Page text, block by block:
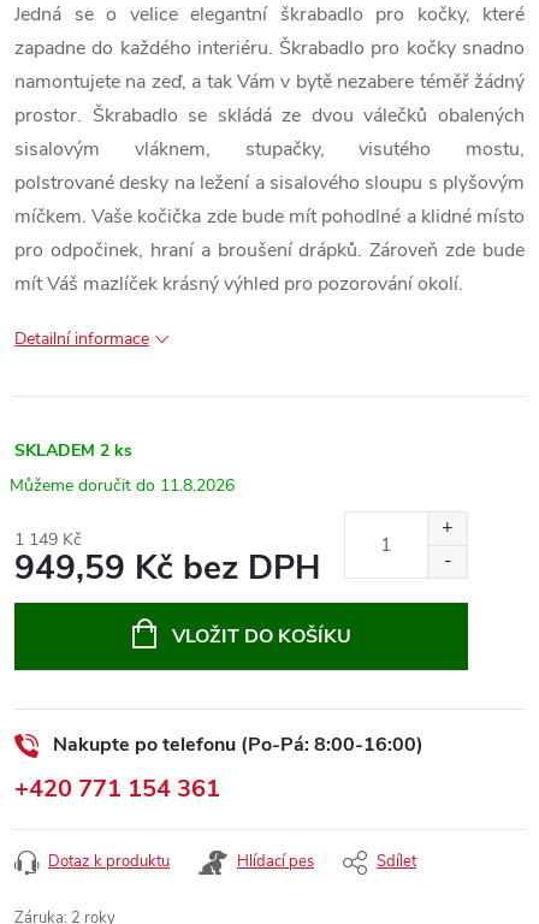
Jedná se o velice elegantní škrabadlo pro kočky, které
zapadne do každého interiéru. Škrabadlo pro kočky snadno
namontujete na zeď, a tak Vám v bytě nezabere téměř žádný
prostor. Škrabadlo se skládá ze dvou válečků obalených
sisalovým vláknem, stupačky, visutého mostu,
polstrované desky na ležení a sisalového sloupu s plyšovým
míčkem. Vaše kočička zde bude mít pohodlné a klidné místo
pro odpočinek, hraní a broušení drápků. Zároveň zde bude
mít Váš mazlíček krásný výhled pro pozorování okolí.
Detailní informace
SKLADEM 2 ks
11.8.2026
1 149 Kč
949,59 Kč bez DPH
VLOŽIT DO KOŠÍKU
Nakupte po telefonu (Po-Pá: 8:00-16:00)
+420 771 154 361
Dotaz k produktu Hlídací pes Sdílet
Záruka: 2 roky